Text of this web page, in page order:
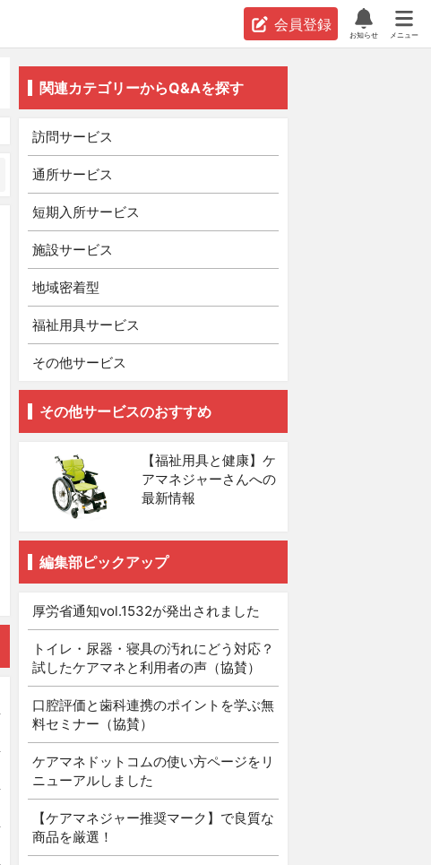
会員登録
お知らせ メニュー
関連カテゴリーからQ&Aを探す
訪問サービス
通所サービス
短期入所サービス
施設サービス
地域密着型
福祉用具サービス
その他サービス
その他サービスのおすすめ
【福祉用具と健康】ケ
アマネジャーさんへの
最新情報
編集部ピックアップ
厚労省通知vol.1532が発出されました
トイレ・尿器・寝具の汚れにどう対応？
試したケアマネと利用者の声（協賛）
口腔評価と歯科連携のポイントを学ぶ無
料セミナー（協賛）
ケアマネドットコムの使い方ページをリ
ニューアルしました
【ケアマネジャー推奨マーク】で良質な
商品を厳選！